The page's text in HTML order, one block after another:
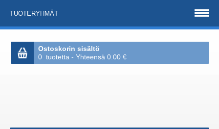
TUOTERYHMÄT
Ostoskorin sisältö
0 tuotetta - Yhteensä 0.00 €